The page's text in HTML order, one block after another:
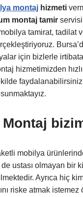
montaj hizmeti
montaj tamir
tamirat, tadilat
için bizlerle
hizmetimizden
mobilya
de ustası olmayan bir
Ayrıca hiç
riske atmak